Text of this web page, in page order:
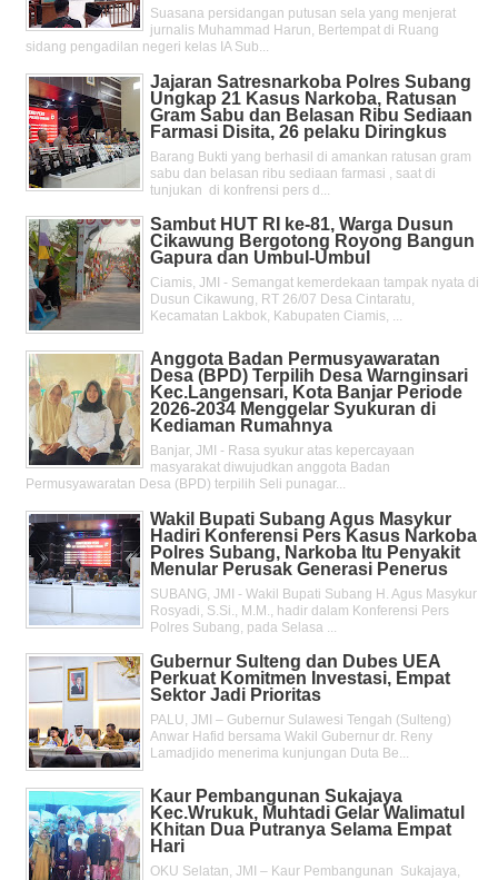
Suasana persidangan putusan sela yang menjerat
jurnalis Muhammad Harun, Bertempat di Ruang
sidang pengadilan negeri kelas IA Sub...
Jajaran Satresnarkoba Polres Subang
Ungkap 21 Kasus Narkoba, Ratusan
Gram Sabu dan Belasan Ribu Sediaan
Farmasi Disita, 26 pelaku Diringkus
Barang Bukti yang berhasil di amankan ratusan gram
sabu dan belasan ribu sediaan farmasi , saat di
tunjukan di konfrensi pers d...
Sambut HUT RI ke-81, Warga Dusun
Cikawung Bergotong Royong Bangun
Gapura dan Umbul-Umbul
Ciamis, JMI - Semangat kemerdekaan tampak nyata di
Dusun Cikawung, RT 26/07 Desa Cintaratu,
Kecamatan Lakbok, Kabupaten Ciamis, ...
Anggota Badan Permusyawaratan
Desa (BPD) Terpilih Desa Warnginsari
Kec.Langensari, Kota Banjar Periode
2026-2034 Menggelar Syukuran di
Kediaman Rumahnya
Banjar, JMI - Rasa syukur atas kepercayaan
masyarakat diwujudkan anggota Badan
Permusyawaratan Desa (BPD) terpilih Seli punagar...
Wakil Bupati Subang Agus Masykur
Hadiri Konferensi Pers Kasus Narkoba
Polres Subang, Narkoba Itu Penyakit
Menular Perusak Generasi Penerus
SUBANG, JMI - Wakil Bupati Subang H. Agus Masykur
Rosyadi, S.Si., M.M., hadir dalam Konferensi Pers
Polres Subang, pada Selasa ...
Gubernur Sulteng dan Dubes UEA
Perkuat Komitmen Investasi, Empat
Sektor Jadi Prioritas
PALU, JMI – Gubernur Sulawesi Tengah (Sulteng)
Anwar Hafid bersama Wakil Gubernur dr. Reny
Lamadjido menerima kunjungan Duta Be...
Kaur Pembangunan Sukajaya
Kec.Wrukuk, Muhtadi Gelar Walimatul
Khitan Dua Putranya Selama Empat
Hari
OKU Selatan, JMI – Kaur Pembangunan Sukajaya,